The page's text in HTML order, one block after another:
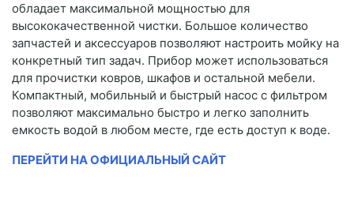
обладает максимальной мощностью для
высококачественной чистки. Большое количество
запчастей и аксессуаров позволяют настроить мойку на
конкретный тип задач. Прибор может использоваться
для прочистки ковров, шкафов и остальной мебели.
Компактный, мобильный и быстрый насос с фильтром
позволяют максимально быстро и легко заполнить
емкость водой в любом месте, где есть доступ к воде.
ПЕРЕЙТИ НА ОФИЦИАЛЬНЫЙ САЙТ